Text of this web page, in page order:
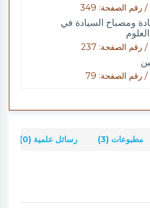
ومصباح السيادة في
مطبوعات (3) رسائل علمية (0)